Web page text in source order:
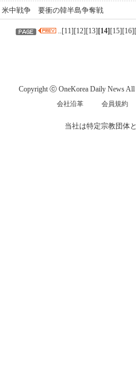
米中戦争 要衝の韓半島争奪戦
..[11][12][13] [14] [15][16][
Copyright ⓒ OneKorea Daily News All
会社沿革 会員規約
当社は特定宗教団体